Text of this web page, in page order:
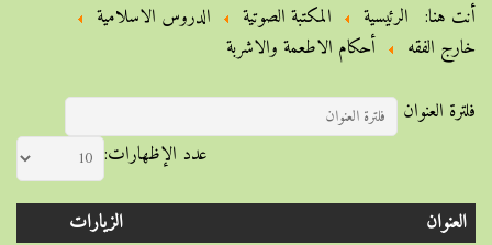
أنت هنا: الرئيسية المكتبة الصوتية
الدروس الاسلامیة
خارج الفقه
أحكام الاطعمة والاشربة
فلترة العنوان
عدد الإظهارات:
العنوان
الزيارات